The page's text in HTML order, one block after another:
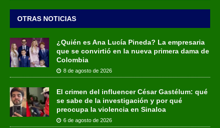
OTRAS NOTICIAS
¿Quién es Ana Lucía Pineda? La empresaria
que se convirtió en la nueva primera dama de
Colombia
8 de agosto de 2026
El crimen del influencer César Gastélum: qué
se sabe de la investigación y por qué
preocupa la violencia en Sinaloa
6 de agosto de 2026